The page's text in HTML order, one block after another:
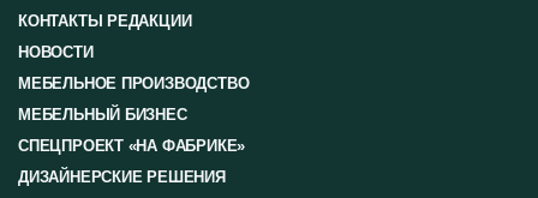
КОНТАКТЫ РЕДАКЦИИ
НОВОСТИ
МЕБЕЛЬНОЕ ПРОИЗВОДСТВО
МЕБЕЛЬНЫЙ БИЗНЕС
СПЕЦПРОЕКТ «НА ФАБРИКЕ»
ДИЗАЙНЕРСКИЕ РЕШЕНИЯ